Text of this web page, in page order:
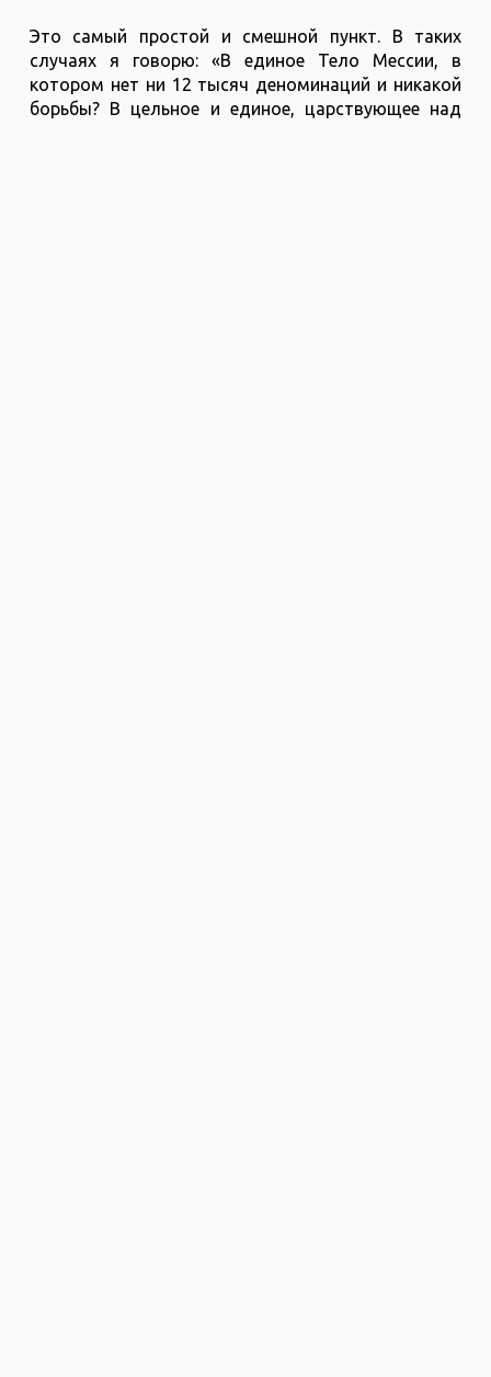
Это самый простой и смешной пункт. В таких
случаях я говорю: «В единое Тело Мессии, в
котором нет ни 12 тысяч деноминаций и никакой
борьбы? В цельное и единое, царствующее над